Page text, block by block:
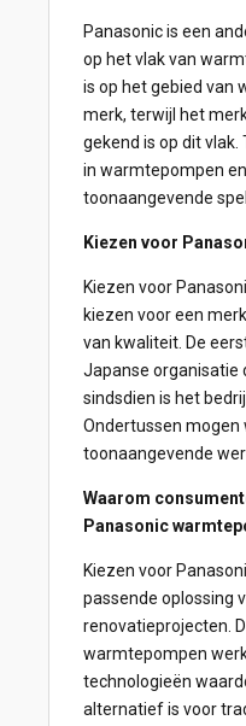
Panasonic is een
op het vlak van
is op het gebied van
merk, terwijl het
gekend is op dit vlak.
in warmtepompen
toonaangevende
Kiezen voor
Kiezen voor
kiezen voor een
van kwaliteit. De
Japanse organisatie
sindsdien is het
Ondertussen mogen
toonaangevende
Waarom
Panasonic
Kiezen voor
passende oplossing
renovatieprojecten.
warmtepompen
technologieën
alternatief is voor